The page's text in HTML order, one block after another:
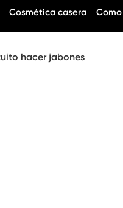
Cosmética casera